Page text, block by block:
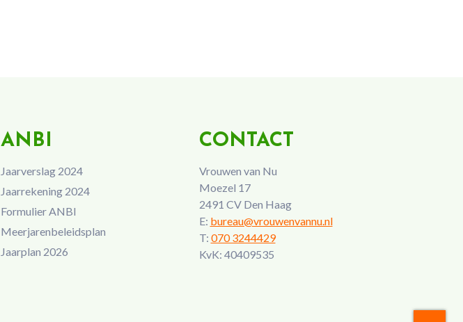
ANBI
Jaarverslag 2024
Jaarrekening 2024
Formulier ANBI
Meerjarenbeleidsplan
Jaarplan 2026
CONTACT
Vrouwen van Nu
Moezel 17
2491 CV Den Haag
E: bureau@vrouwenvannu.nl
T: 070 3244429
KvK: 40409535